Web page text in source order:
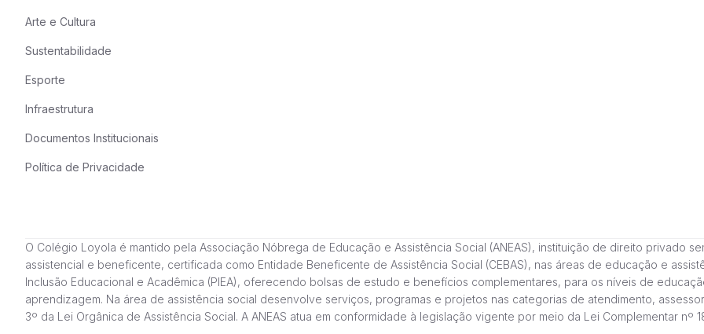
Arte e Cultura
Sustentabilidade
Esporte
Infraestrutura
Documentos Institucionais
Política de Privacidade
O Colégio Loyola é mantido pela Associação Nóbrega de Educação e Assistência Social (ANEAS), instituição de direito privado
assistencial e beneficente, certificada como Entidade Beneficente de Assistência Social (CEBAS), nas áreas de educação e
Inclusão Educacional e Acadêmica (PIEA), oferecendo bolsas de estudo e benefícios complementares, para os níveis de
aprendizagem. Na área de assistência social desenvolve serviços, programas e projetos nas categorias de atendimento,
3º da Lei Orgânica de Assistência Social. A ANEAS atua em conformidade à legislação vigente por meio da Lei Complementar nº